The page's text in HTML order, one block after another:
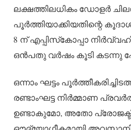
ലക്ഷത്തിലധികം ഡോളര്‍
പൂര്‍ത്തിയാക്കിയതിന്റെ
8 ന് എപ്പിസ്‌കോപ്പാ
ഒൻപതു വര്‍ഷം കൂടി കടന്നു
ഒന്നാം ഘട്ടം
രണ്ടാംഘട്ട നിര്‍മ്മാണ
ഉണ്ടാകുമോ, അതോ